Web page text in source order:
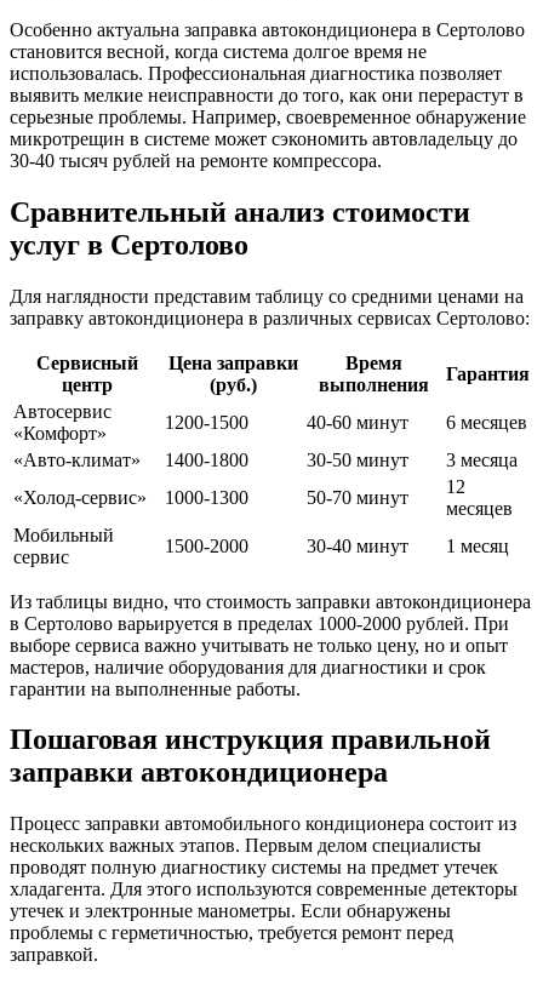
Особенно актуальна заправка автокондиционера в Сертолово
становится весной, когда система долгое время не
использовалась. Профессиональная диагностика позволяет
выявить мелкие неисправности до того, как они перерастут в
серьезные проблемы. Например, своевременное обнаружение
микротрещин в системе может сэкономить автовладельцу до
30-40 тысяч рублей на ремонте компрессора.
Сравнительный анализ стоимости
услуг в Сертолово
Для наглядности представим таблицу со средними ценами на
заправку автокондиционера в различных сервисах Сертолово:
Сервисный
центр
Цена заправки
(руб.)
Время
выполнения
Гарантия
Автосервис
«Комфорт»
1200-1500 40-60 минут
6 месяцев
«Авто-климат»
1400-1800 30-50 минут
3 месяца
«Холод-сервис»
1000-1300 50-70 минут
12
месяцев
Мобильный
сервис
1500-2000 30-40 минут 1 месяц
Из таблицы видно, что стоимость заправки автокондиционера
в Сертолово варьируется в пределах 1000-2000 рублей. При
выборе сервиса важно учитывать не только цену, но и опыт
мастеров, наличие оборудования для диагностики и срок
гарантии на выполненные работы.
Пошаговая инструкция правильной
заправки автокондиционера
Процесс заправки автомобильного кондиционера состоит из
нескольких важных этапов. Первым делом специалисты
проводят полную диагностику системы на предмет утечек
хладагента. Для этого используются современные детекторы
утечек и электронные манометры. Если обнаружены
проблемы с герметичностью, требуется ремонт перед
заправкой.